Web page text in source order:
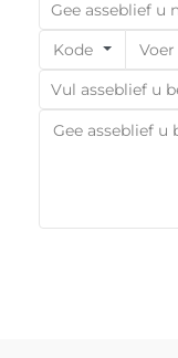
Kode